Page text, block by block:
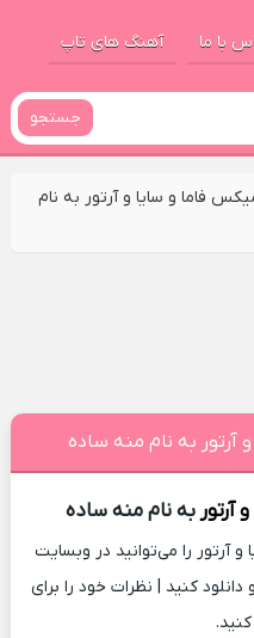
با ما آهنگ های تاپ
جستجو
فاما و سایا و آرتور به نام
آرتور به نام منه ساده
آرتوربه نام منه ساده
آرتور را می‌توانید در وبسایت
کنید | نظرات خود را برای